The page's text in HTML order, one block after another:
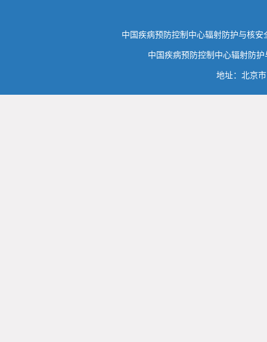
中国疾病预防控制中心辐射防护与核
中国疾病预防控制中心辐射防
地址：北京